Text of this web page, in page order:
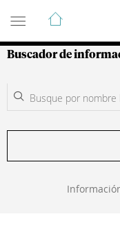
Guía de
Buscador de